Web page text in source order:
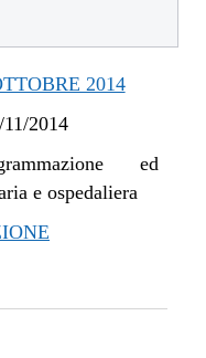
2014
2014
ed
e ospedaliera